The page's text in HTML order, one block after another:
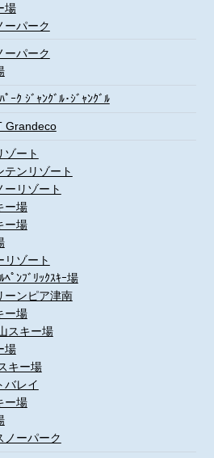
場
ーパーク
ーパーク
ｰｸ ｼﾞｬﾝｸﾞﾙ･ｼﾞｬﾝｸﾞﾙ
Grandeco
ゾート
テンリゾート
ーリゾート
ー場
ー場
リゾート
ﾟﾝﾌﾞﾘｯｸｽｷｰ場
ーンピア津南
ー場
スキー場
場
キー場
バレイ
ー場
ノーパーク